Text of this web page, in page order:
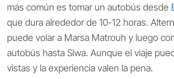
más común es tomar un autobús desde
que dura alrededor de 10-12 horas.
puede volar a Marsa Matrouh y luego
autobús hasta Siwa. Aunque el viaje
vistas y la experiencia valen la pena.